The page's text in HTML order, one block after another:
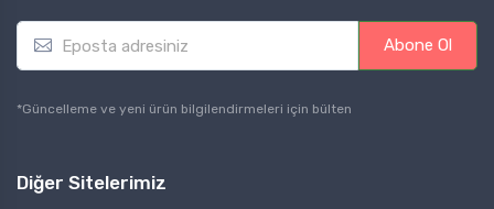
E
a
l
Abone Ol
*Güncelleme ve yeni ürün bilgilendirmeleri için bülten
Diğer Sitelerimiz